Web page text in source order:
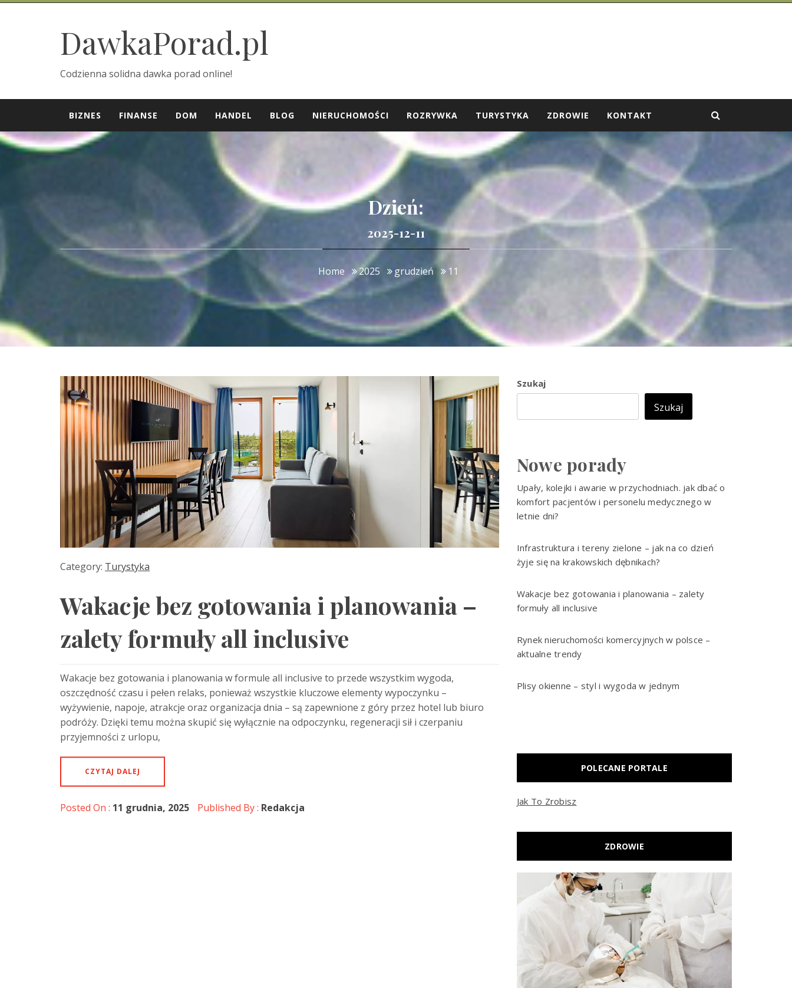
Skip
DawkaPorad.pl
Codzienna solidna dawka porad online!
BIZNES FINANSE DOM HANDEL BLOG NIERUCHOMOŚCI ROZRYWKA TURYSTYKA ZDROWIE KONTAKT
Dzień:
2025-12-11
Home 2025 grudzień 11
Category: Turystyka
Wakacje bez gotowania i planowania –
zalety formuły all inclusive
Wakacje bez gotowania i planowania w formule all inclusive to przede wszystkim wygoda,
oszczędność czasu i pełen relaks, ponieważ wszystkie kluczowe elementy wypoczynku –
wyżywienie, napoje, atrakcje oraz organizacja dnia – są zapewnione z góry przez hotel lub biuro
podróży. Dzięki temu można skupić się wyłącznie na odpoczynku, regeneracji sił i czerpaniu
przyjemności z urlopu,
CZYTAJ DALEJ
Posted On : 11 grudnia, 2025 Published By : Redakcja
Szukaj
Szukaj
Nowe porady
Upały, kolejki i awarie w przychodniach. jak dbać o
komfort pacjentów i personelu medycznego w
letnie dni?
Infrastruktura i tereny zielone – jak na co dzień
żyje się na krakowskich dębnikach?
Wakacje bez gotowania i planowania – zalety
formuły all inclusive
Rynek nieruchomości komercyjnych w polsce –
aktualne trendy
Plisy okienne – styl i wygoda w jednym
POLECANE PORTALE
Jak To Zrobisz
ZDROWIE